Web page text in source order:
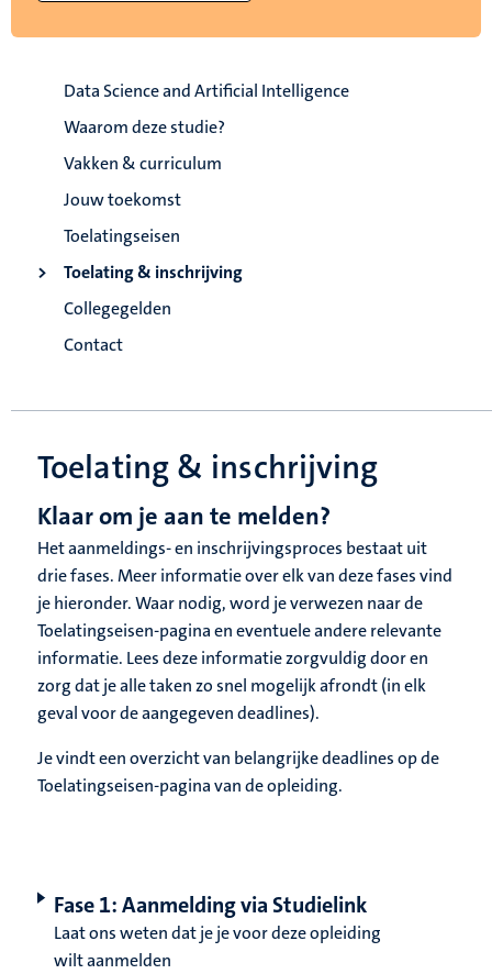
Data Science and Artificial Intelligence
Waarom deze studie?
Vakken & curriculum
Jouw toekomst
Toelatingseisen
Toelating & inschrijving
Collegegelden
Contact
Toelating & inschrijving
Klaar om je aan te melden?
Het aanmeldings- en inschrijvingsproces bestaat uit
drie fases. Meer informatie over elk van deze fases vind
je hieronder. Waar nodig, word je verwezen naar de
Toelatingseisen-pagina en eventuele andere relevante
informatie. Lees deze informatie zorgvuldig door en
zorg dat je alle taken zo snel mogelijk afrondt (in elk
geval voor de aangegeven deadlines).
Je vindt een overzicht van belangrijke deadlines op de
Toelatingseisen-pagina van de opleiding.
Fase 1: Aanmelding via Studielink
Laat ons weten dat je je voor deze opleiding
wilt aanmelden